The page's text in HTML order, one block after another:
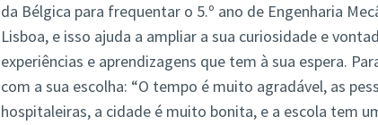
da Bélgica para frequentar o 5.º ano de Engenharia
Lisboa, e isso ajuda a ampliar a sua curiosidade e
experiências e aprendizagens que tem à sua espera.
com a sua escolha: “O tempo é muito agradável, as
hospitaleiras, a cidade é muito bonita, e a escola tem